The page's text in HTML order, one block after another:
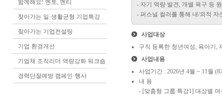
함께해요! 멘토, 멘티
찾아가는 일·생활균형 기업특강
찾아가는 기업컨설팅
기업 환경개선
기업체 조직리더 역량강화 워크숍
경력단절예방 캠페인·행사
- 자기 역량 발견, 개별 욕구 등
- 퍼스널 컬러를 통해 내/외적
사업대상
구직 등록한 청년여성, 육아기,
사업내용
사업기간 : 2026년 4월 ~ 11월 (8
내 용
- [맞춤형 그룹 특강1] 대상별